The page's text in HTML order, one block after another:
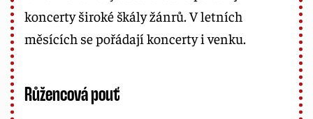
koncerty široké škály žánrů. V letních
měsících se pořádají koncerty i venku.
Růžencová pouť